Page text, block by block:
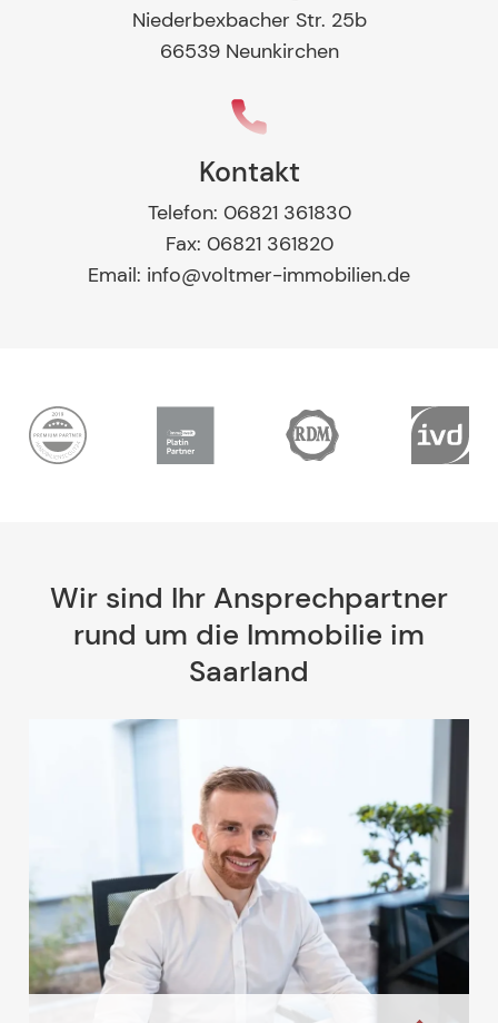
Niederbexbacher Str. 25b
66539 Neunkirchen
Kontakt
Telefon: 06821 361830
Fax: 06821 361820
Email: info@voltmer-immobilien.de
Wir sind Ihr Ansprechpartner
rund um die Immobilie im
Saarland